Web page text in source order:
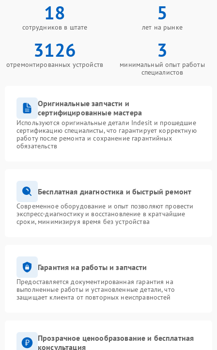
18
сотрудников в штате
5
лет на рынке
3126
отремонтированных устройств
3
минимальный опыт работы
специалистов
Оригинальные запчасти и
сертифицированные мастера
Используются оригинальные детали Indesit и прошедшие
сертификацию специалисты, что гарантирует корректную
работу после ремонта и сохранение гарантийных
обязательств
Бесплатная диагностика и быстрый ремонт
Современное оборудование и опыт позволяют провести
экспресс-диагностику и восстановление в кратчайшие
сроки, минимизируя время без устройства
Гарантия на работы и запчасти
Предоставляется документированная гарантия на
выполненные работы и установленные детали, что
защищает клиента от повторных неисправностей
Прозрачное ценообразование и бесплатная
консультация